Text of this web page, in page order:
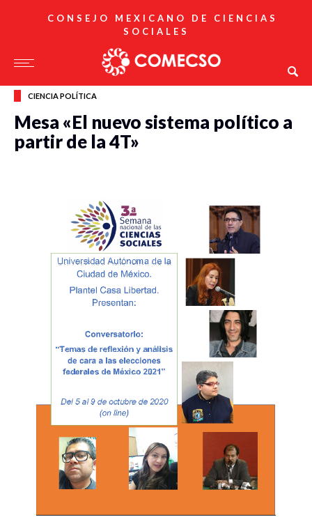
CONSEJO MEXICANO DE CIENCIAS
SOCIALES
CIENCIA POLÍTICA
Mesa «El nuevo sistema político a
partir de la 4T»